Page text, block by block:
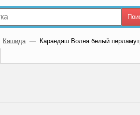
Кашида — Карандаш Волна белый